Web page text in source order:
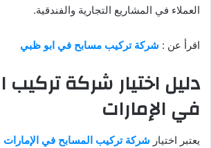
العملاء في المشاريع التجارية والفندقية.
اقرأ عن : شركة تركيب مسابح في ابو ظبي
دليل اختيار شركة تركيب
في الإمارات
يعتبر اختيار شركة تركيب المسابح في الإمارات